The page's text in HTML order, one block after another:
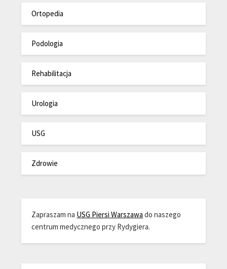
Ortopedia
Podologia
Rehabilitacja
Urologia
USG
Zdrowie
Zapraszam na USG Piersi Warszawa do naszego
centrum medycznego przy Rydygiera.